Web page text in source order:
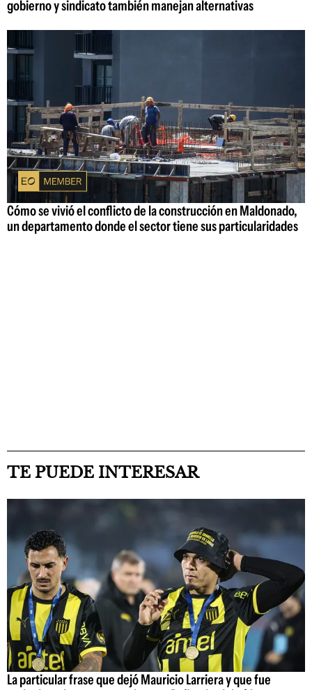
gobierno y sindicato también manejan alternativas
Cómo se vivió el conflicto de la construcción en Maldonado,
un departamento donde el sector tiene sus particularidades
TE PUEDE INTERESAR
La particular frase que dejó Mauricio Larriera y que fue